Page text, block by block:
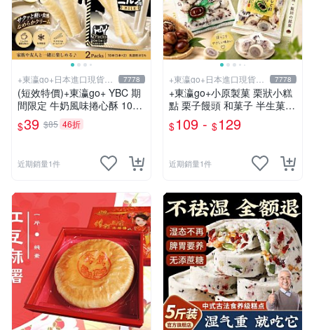
+東瀛go+日本進口現貨在
台灣
7778
(短效特價)+東瀛go+ YBC 期
間限定 牛奶風味捲心酥 10入
捲心餅乾 白色 picola Noir 日
本原裝進口
$39 $85 46折
近期銷量1件
+東瀛go+日本進口現貨在
台灣
7778
+東瀛go+小原製菓 栗狀小糕
點 栗子饅頭 和菓子 半生菓子
栗饅頭 信州飯田銘菓 日式點
心 和風茶點 日本原裝進口
$109 - $129
近期銷量1件